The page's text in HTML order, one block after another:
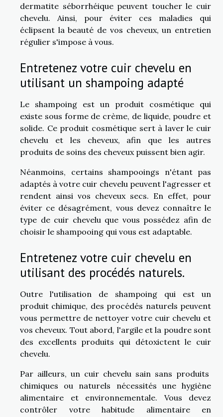
dermatite séborrhéique peuvent toucher le cuir
chevelu. Ainsi, pour éviter ces maladies qui
éclipsent la beauté de vos cheveux, un entretien
régulier s'impose à vous.
Entretenez votre cuir chevelu en
utilisant un shampoing adapté
Le shampoing est un produit cosmétique qui
existe sous forme de crème, de liquide, poudre et
solide. Ce produit cosmétique sert à laver le cuir
chevelu et les cheveux, afin que les autres
produits de soins des cheveux puissent bien agir.
Néanmoins, certains shampooings n'étant pas
adaptés à votre cuir chevelu peuvent l'agresser et
rendent ainsi vos cheveux secs. En effet, pour
éviter ce désagrément, vous devez connaître le
type de cuir chevelu que vous possédez afin de
choisir le shampooing qui vous est adaptable.
Entretenez votre cuir chevelu en
utilisant des procédés naturels.
Outre l'utilisation de shampoing qui est un
produit chimique, des procédés naturels peuvent
vous permettre de nettoyer votre cuir chevelu et
vos cheveux. Tout abord, l'argile et la poudre sont
des excellents produits qui détoxictent le cuir
chevelu.
Par ailleurs, un cuir chevelu sain sans produits
chimiques ou naturels nécessités une hygiène
alimentaire et environnementale. Vous devez
contrôler votre habitude alimentaire en